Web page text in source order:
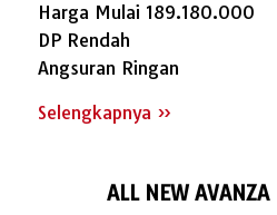
Harga Mulai 189.180.000
DP Rendah
Angsuran Ringan
Selengkapnya »
ALL NEW AVANZA